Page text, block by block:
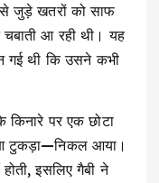
जुड़े खतरों को साफ
चबाती आ रही थी। यह
गई थी कि उसने कभी
पर एक छोटा
टुकड़ा—निकल आया।
इसलिए गैबी ने